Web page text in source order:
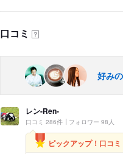
口コミ ？
好み
レン-Ren-
口コミ 286件 フォロワー 98人
ピックアップ！口コミ